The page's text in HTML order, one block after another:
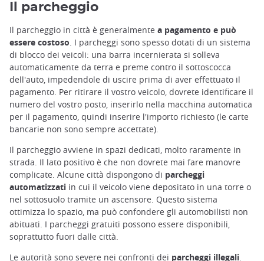
Il parcheggio
Il parcheggio in città è generalmente a pagamento e può
essere costoso. I parcheggi sono spesso dotati di un sistema
di blocco dei veicoli: una barra incernierata si solleva
automaticamente da terra e preme contro il sottoscocca
dell'auto, impedendole di uscire prima di aver effettuato il
pagamento. Per ritirare il vostro veicolo, dovrete identificare il
numero del vostro posto, inserirlo nella macchina automatica
per il pagamento, quindi inserire l'importo richiesto (le carte
bancarie non sono sempre accettate).
Il parcheggio avviene in spazi dedicati, molto raramente in
strada. Il lato positivo è che non dovrete mai fare manovre
complicate. Alcune città dispongono di parcheggi
automatizzati in cui il veicolo viene depositato in una torre o
nel sottosuolo tramite un ascensore. Questo sistema
ottimizza lo spazio, ma può confondere gli automobilisti non
abituati. I parcheggi gratuiti possono essere disponibili,
soprattutto fuori dalle città.
Le autorità sono severe nei confronti dei parcheggi illegali.